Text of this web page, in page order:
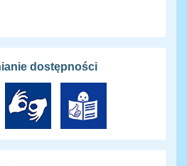
dostępności